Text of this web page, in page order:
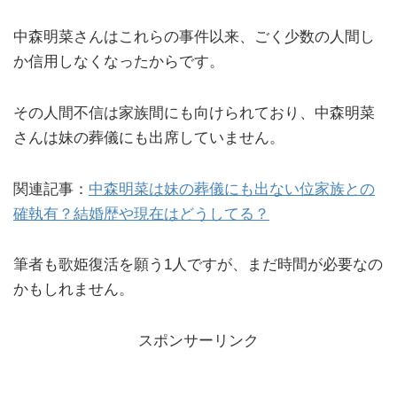
中森明菜さんはこれらの事件以来、ごく少数の人間し
か信用しなくなったからです。
その人間不信は家族間にも向けられており、中森明菜
さんは妹の葬儀にも出席していません。
関連記事： 中森明菜は妹の葬儀にも出ない位家族との
確執有？結婚歴や現在はどうしてる？
筆者も歌姫復活を願う1人ですが、まだ時間が必要なの
かもしれません。
スポンサーリンク